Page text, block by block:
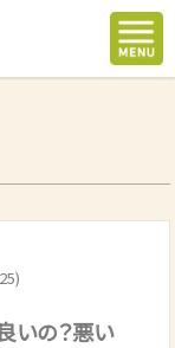
いの？悪い